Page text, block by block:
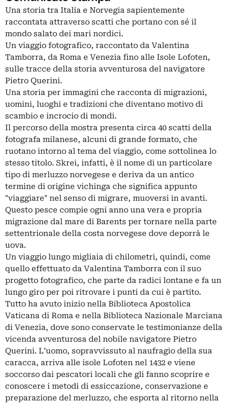
Una storia tra Italia e Norvegia sapientemente
raccontata attraverso scatti che portano con sé il
mondo salato dei mari nordici.
Un viaggio fotografico, raccontato da Valentina
Tamborra, da Roma e Venezia fino alle Isole Lofoten,
sulle tracce della storia avventurosa del navigatore
Pietro Querini.
Una storia per immagini che racconta di migrazioni,
uomini, luoghi e tradizioni che diventano motivo di
scambio e incrocio di mondi.
Il percorso della mostra presenta circa 40 scatti della
fotografa milanese, alcuni di grande formato, che
ruotano intorno al tema del viaggio, come sottolinea lo
stesso titolo. Skrei, infatti, è il nome di un particolare
tipo di merluzzo norvegese e deriva da un antico
termine di origine vichinga che significa appunto
"viaggiare" nel senso di migrare, muoversi in avanti.
Questo pesce compie ogni anno una vera e propria
migrazione dal mare di Barents per tornare nella parte
settentrionale della costa norvegese dove deporrà le
uova.
Un viaggio lungo migliaia di chilometri, quindi, come
quello effettuato da Valentina Tamborra con il suo
progetto fotografico, che parte da radici lontane e fa un
lungo giro per poi ritrovare i punti da cui è partito.
Tutto ha avuto inizio nella Biblioteca Apostolica
Vaticana di Roma e nella Biblioteca Nazionale Marciana
di Venezia, dove sono conservate le testimonianze della
vicenda avventurosa del nobile navigatore Pietro
Querini. L’uomo, sopravvissuto al naufragio della sua
caracca, arriva alle isole Lofoten nel 1432 e viene
soccorso dai pescatori locali che gli fanno scoprire e
conoscere i metodi di essiccazione, conservazione e
preparazione del merluzzo, che esporta al ritorno nella